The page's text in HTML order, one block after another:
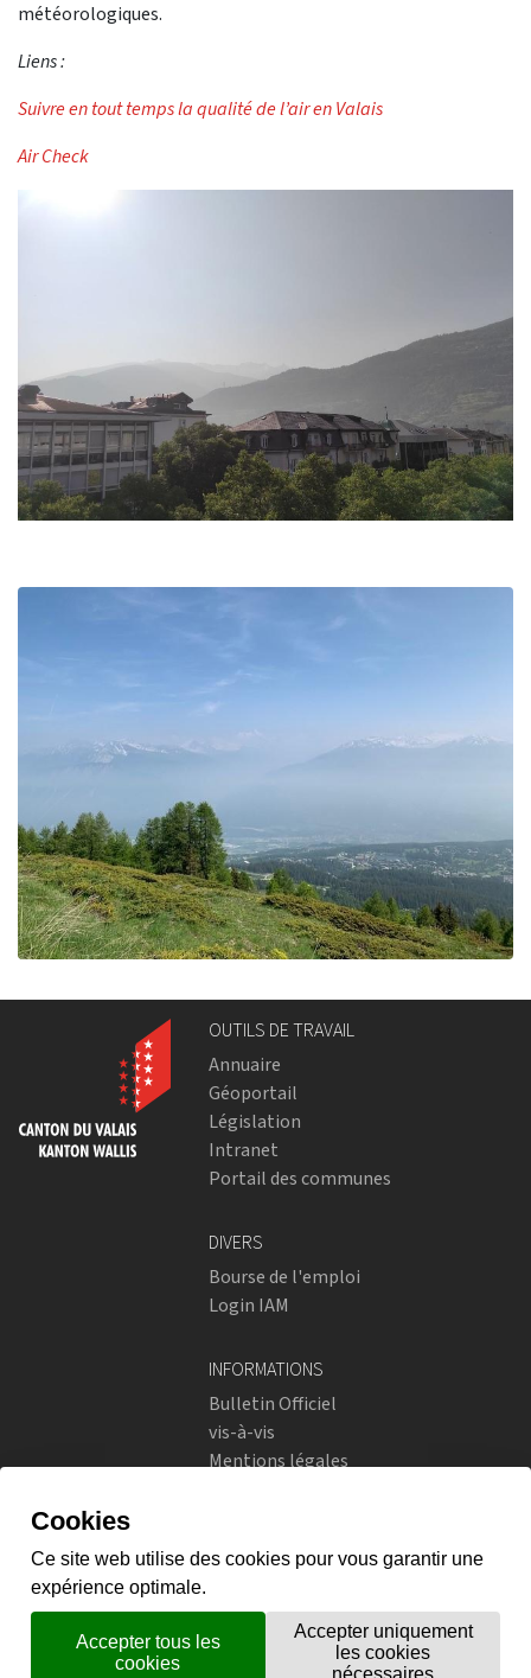
météorologiques.
Liens :
Suivre en tout temps la qualité de l’air en Valais
Air Check
OUTILS DE TRAVAIL
Annuaire
Géoportail
Législation
Intranet
Portail des communes
DIVERS
Bourse de l'emploi
Login IAM
INFORMATIONS
Bulletin Officiel
vis-à-vis
Mentions légales
Instagram
flickr